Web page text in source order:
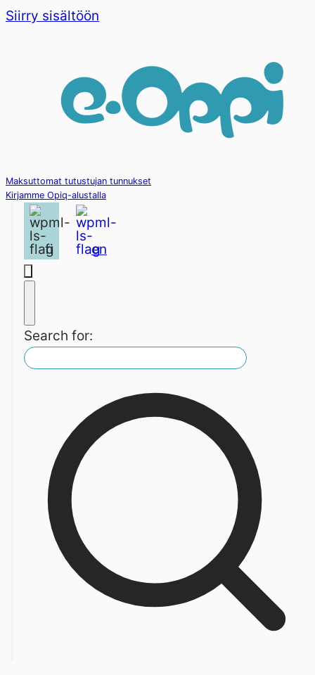
Siirry sisältöön
Maksuttomat tutustujan tunnukset
Kirjamme Opiq-alustalla
fi en
Search for: